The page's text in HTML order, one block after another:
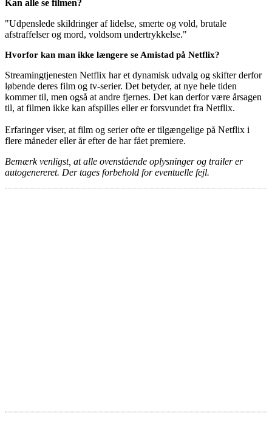
Kan alle se filmen?
"Udpenslede skildringer af lidelse, smerte og vold, brutale
afstraffelser og mord, voldsom undertrykkelse."
Hvorfor kan man ikke længere se Amistad på Netflix?
Streamingtjenesten Netflix har et dynamisk udvalg og skifter derfor
løbende deres film og tv-serier. Det betyder, at nye hele tiden
kommer til, men også at andre fjernes. Det kan derfor være årsagen
til, at filmen ikke kan afspilles eller er forsvundet fra Netflix.
Erfaringer viser, at film og serier ofte er tilgængelige på Netflix i
flere måneder eller år efter de har fået premiere.
Bemærk venligst, at alle ovenstående oplysninger og trailer er
autogenereret. Der tages forbehold for eventuelle fejl.